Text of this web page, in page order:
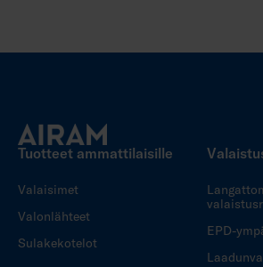
Tuotteet ammattilaisille
Valaisimet
Valonlähteet
Sulakekotelot
EPD-